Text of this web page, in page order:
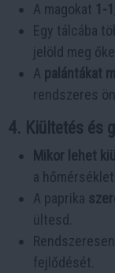
A magokat 1-
Egy tálcába
jelöld meg
A palántákat
rendszeres
4. Kiültetés és
Mikor lehet
a hőmérséklet.
A paprika
ültesd.
fejlődését.